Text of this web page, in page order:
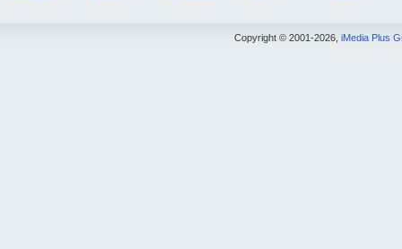
Copyright © 2001-2026, iMedia Plus